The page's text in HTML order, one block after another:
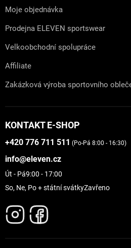
Moje objednávka
Prodejna ELEVEN sportswear
Velkoobchodní spolupráce
Affiliate
Zakázková výroba sportovního
KONTAKT E-SHOP
+420 776 711 511 (Po-Pá 8:00 - 16:30)
info@eleven.cz
Út - Pá9:00 - 17:00
So, Ne, Po + státní svátkyZavřeno